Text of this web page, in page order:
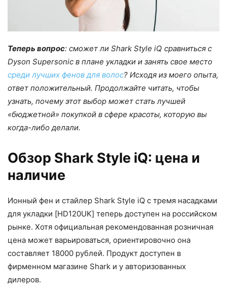
Теперь вопрос: сможет ли Shark Style iQ сравниться с
Dyson Supersonic в плане укладки и занять свое место
среди лучших фенов для волос? Исходя из моего опыта,
ответ положительный. Продолжайте читать, чтобы
узнать, почему этот выбор может стать лучшей
«бюджетной» покупкой в сфере красоты, которую вы
когда-либо делали.
Обзор Shark Style iQ: цена и
наличие
Ионный фен и стайлер Shark Style iQ с тремя насадками
для укладки [HD120UK] теперь доступен на российском
рынке. Хотя официальная рекомендованная розничная
цена может варьироваться, ориентировочно она
составляет 18000 рублей. Продукт доступен в
фирменном магазине Shark и у авторизованных
дилеров.